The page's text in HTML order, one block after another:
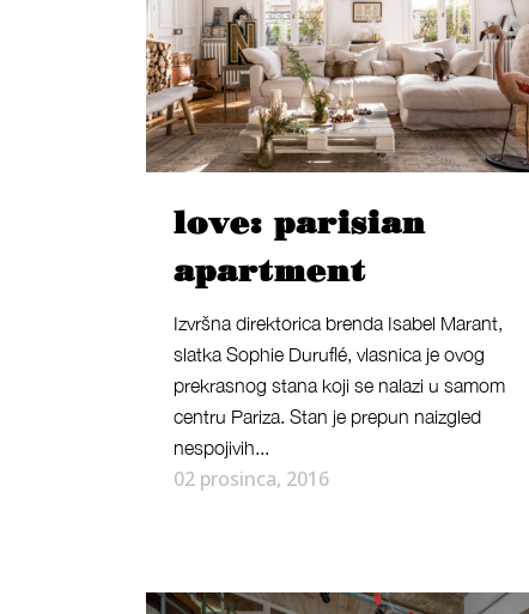
love: parisian
apartment
Izvršna direktorica brenda Isabel Marant,
slatka Sophie Duruflé, vlasnica je ovog
prekrasnog stana koji se nalazi u samom
centru Pariza. Stan je prepun naizgled
nespojivih...
02 prosinca, 2016